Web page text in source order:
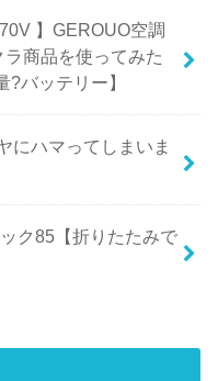
】GEROUO空調
商品を使ってみた
バッテリー】
にハマってしまいま
ク85【折りたたみで